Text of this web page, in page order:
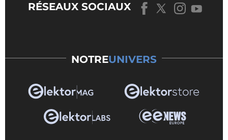
RÉSEAUX SOCIAUX
NOTREUNIVERS